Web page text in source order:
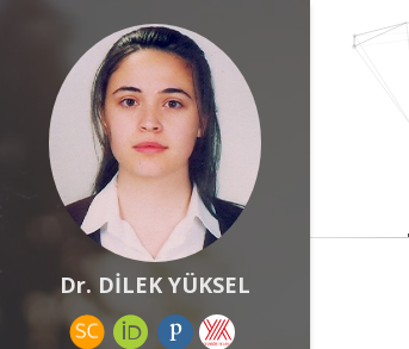
Dr. DİLEK YÜKSEL